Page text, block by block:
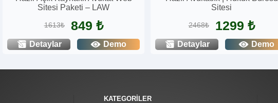
Sitesi Paketi – LAW
1613₺ 849 ₺
Detaylar Demo
Sitesi
2468₺ 1299 ₺
Detaylar Demo
KATEGORİLER